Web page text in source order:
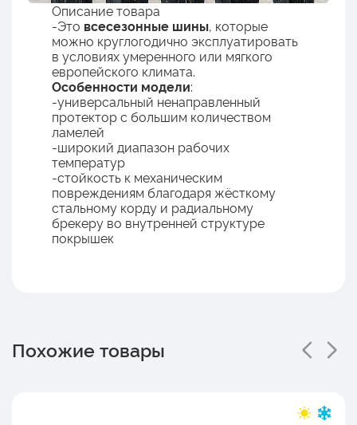
Описание товара
-Это всесезонные шины, которые
можно круглогодично эксплуатировать
в условиях умеренного или мягкого
европейского климата.
Особенности модели:
-универсальный ненаправленный
протектор с большим количеством
ламелей
-широкий диапазон рабочих
температур
-стойкость к механическим
повреждениям благодаря жёсткому
стальному корду и радиальному
брекеру во внутренней структуре
покрышек
Похожие товары